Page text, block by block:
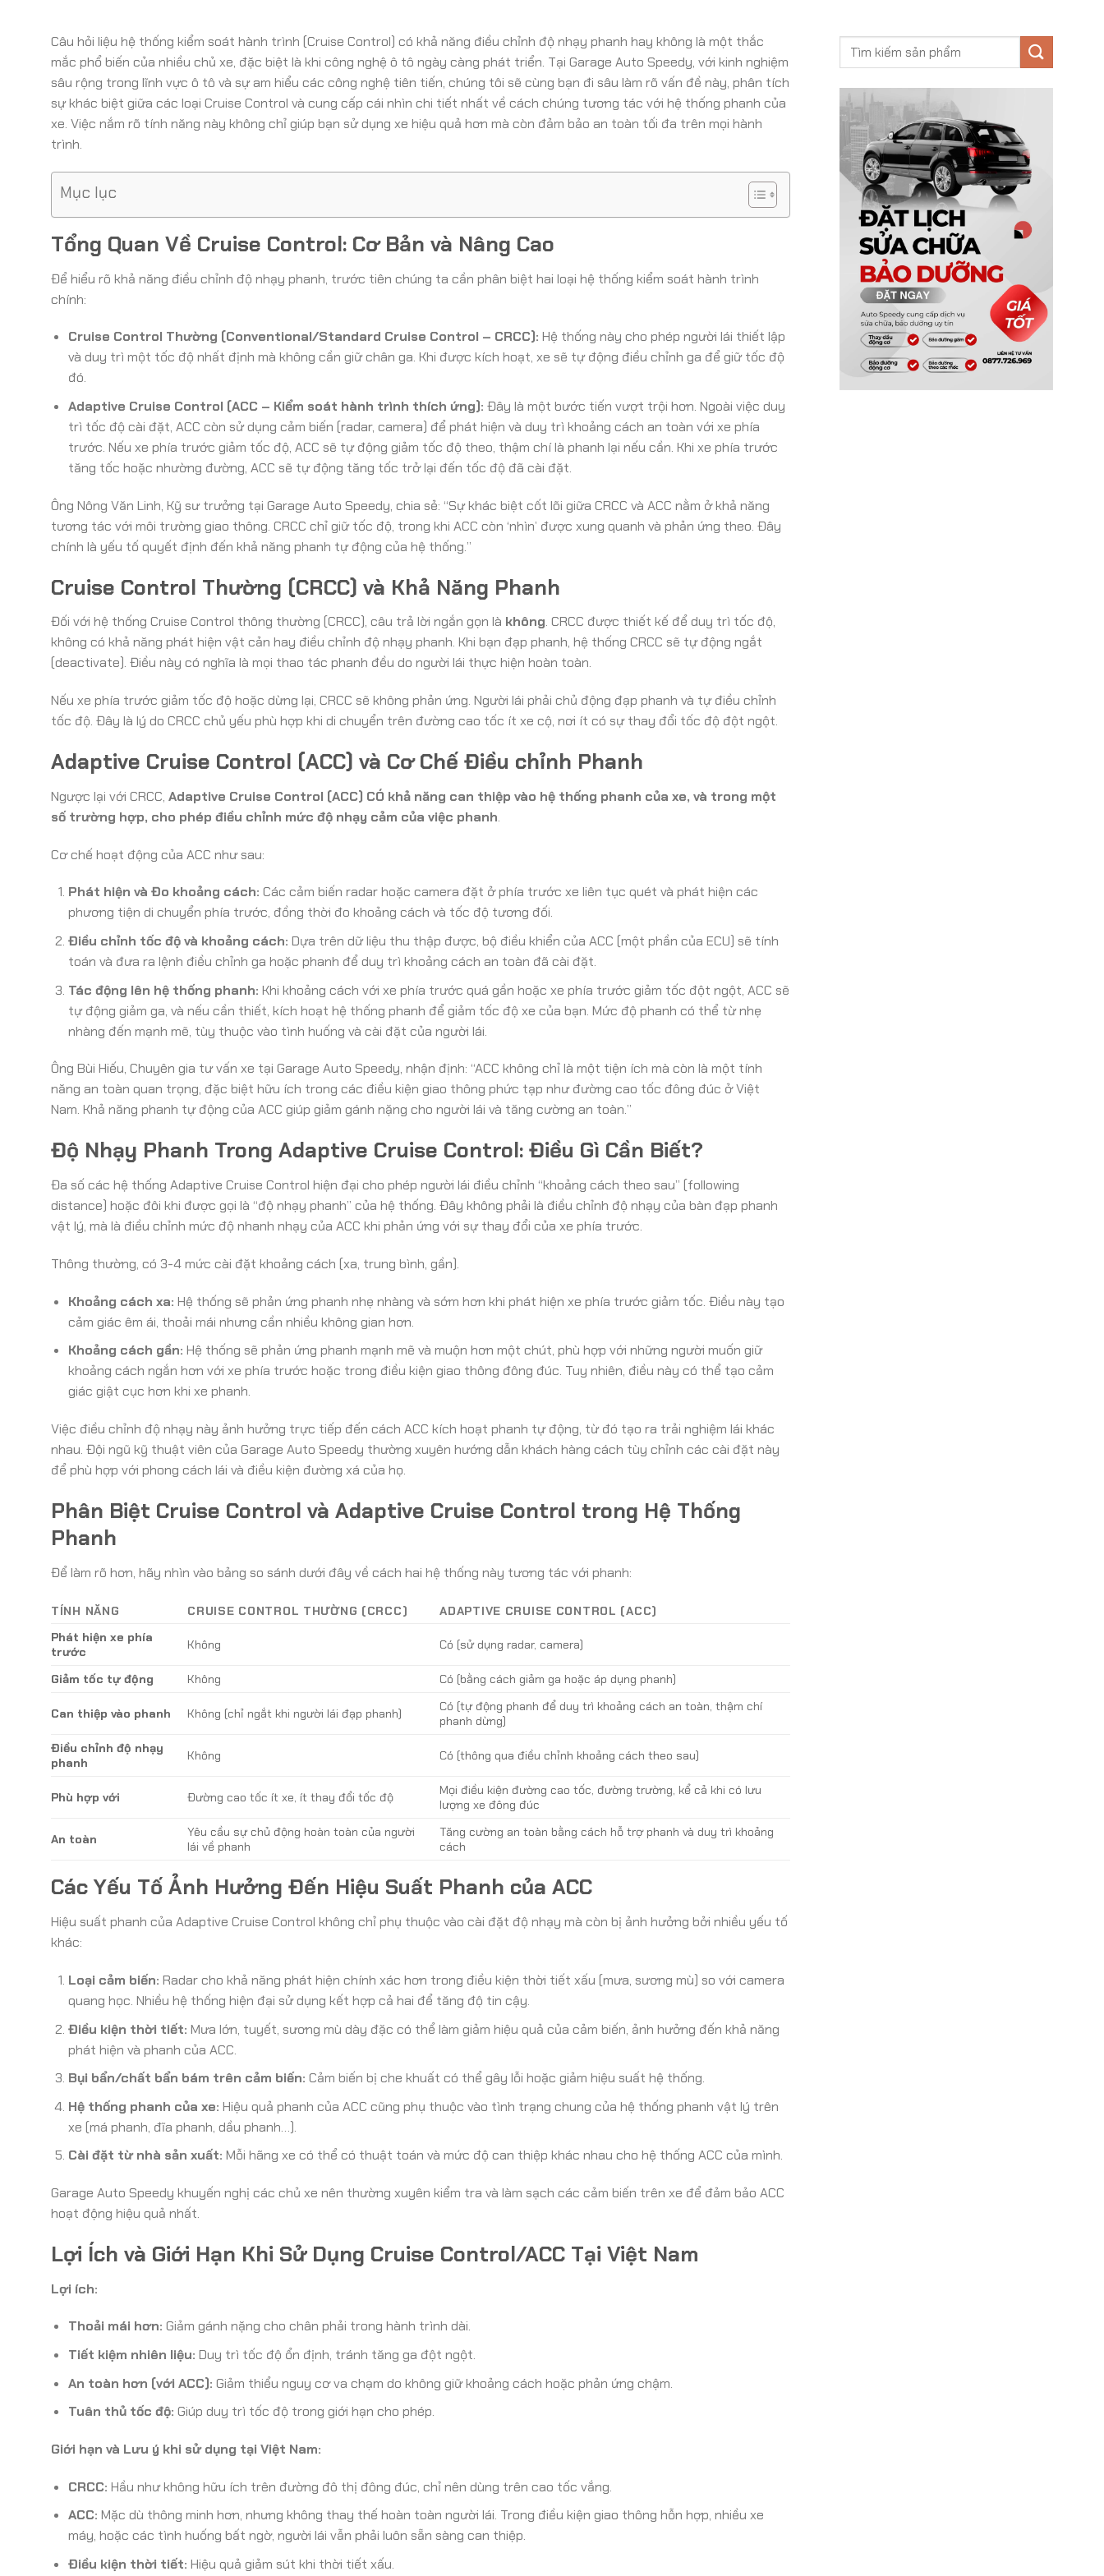
Câu hỏi liệu hệ thống kiểm soát hành trình (Cruise Control) có khả năng điều chỉnh độ nhạy phanh hay không là một thắc
mắc phổ biến của nhiều chủ xe, đặc biệt là khi công nghệ ô tô ngày càng phát triển. Tại Garage Auto Speedy, với kinh nghiệm
sâu rộng trong lĩnh vực ô tô và sự am hiểu các công nghệ tiên tiến, chúng tôi sẽ cùng bạn đi sâu làm rõ vấn đề này, phân tích
sự khác biệt giữa các loại Cruise Control và cung cấp cái nhìn chi tiết nhất về cách chúng tương tác với hệ thống phanh của
xe. Việc nắm rõ tính năng này không chỉ giúp bạn sử dụng xe hiệu quả hơn mà còn đảm bảo an toàn tối đa trên mọi hành
trình.
Mục lục
Tổng Quan Về Cruise Control: Cơ Bản và Nâng Cao
Để hiểu rõ khả năng điều chỉnh độ nhạy phanh, trước tiên chúng ta cần phân biệt hai loại hệ thống kiểm soát hành trình
chính:
Cruise Control Thường (Conventional/Standard Cruise Control – CRCC): Hệ thống này cho phép người lái thiết lập
và duy trì một tốc độ nhất định mà không cần giữ chân ga. Khi được kích hoạt, xe sẽ tự động điều chỉnh ga để giữ tốc độ
đó.
Adaptive Cruise Control (ACC – Kiểm soát hành trình thích ứng): Đây là một bước tiến vượt trội hơn. Ngoài việc duy
trì tốc độ cài đặt, ACC còn sử dụng cảm biến (radar, camera) để phát hiện và duy trì khoảng cách an toàn với xe phía
trước. Nếu xe phía trước giảm tốc độ, ACC sẽ tự động giảm tốc độ theo, thậm chí là phanh lại nếu cần. Khi xe phía trước
tăng tốc hoặc nhường đường, ACC sẽ tự động tăng tốc trở lại đến tốc độ đã cài đặt.
Ông Nông Văn Linh, Kỹ sư trưởng tại Garage Auto Speedy, chia sẻ: “Sự khác biệt cốt lõi giữa CRCC và ACC nằm ở khả năng
tương tác với môi trường giao thông. CRCC chỉ giữ tốc độ, trong khi ACC còn ‘nhìn’ được xung quanh và phản ứng theo. Đây
chính là yếu tố quyết định đến khả năng phanh tự động của hệ thống.”
Cruise Control Thường (CRCC) và Khả Năng Phanh
Đối với hệ thống Cruise Control thông thường (CRCC), câu trả lời ngắn gọn là không. CRCC được thiết kế để duy trì tốc độ,
không có khả năng phát hiện vật cản hay điều chỉnh độ nhạy phanh. Khi bạn đạp phanh, hệ thống CRCC sẽ tự động ngắt
(deactivate). Điều này có nghĩa là mọi thao tác phanh đều do người lái thực hiện hoàn toàn.
Nếu xe phía trước giảm tốc độ hoặc dừng lại, CRCC sẽ không phản ứng. Người lái phải chủ động đạp phanh và tự điều chỉnh
tốc độ. Đây là lý do CRCC chủ yếu phù hợp khi di chuyển trên đường cao tốc ít xe cộ, nơi ít có sự thay đổi tốc độ đột ngột.
Adaptive Cruise Control (ACC) và Cơ Chế Điều chỉnh Phanh
Ngược lại với CRCC, Adaptive Cruise Control (ACC) CÓ khả năng can thiệp vào hệ thống phanh của xe, và trong một
số trường hợp, cho phép điều chỉnh mức độ nhạy cảm của việc phanh.
Cơ chế hoạt động của ACC như sau:
Phát hiện và Đo khoảng cách: Các cảm biến radar hoặc camera đặt ở phía trước xe liên tục quét và phát hiện các
phương tiện di chuyển phía trước, đồng thời đo khoảng cách và tốc độ tương đối.
Điều chỉnh tốc độ và khoảng cách: Dựa trên dữ liệu thu thập được, bộ điều khiển của ACC (một phần của ECU) sẽ tính
toán và đưa ra lệnh điều chỉnh ga hoặc phanh để duy trì khoảng cách an toàn đã cài đặt.
Tác động lên hệ thống phanh: Khi khoảng cách với xe phía trước quá gần hoặc xe phía trước giảm tốc đột ngột, ACC sẽ
tự động giảm ga, và nếu cần thiết, kích hoạt hệ thống phanh để giảm tốc độ xe của bạn. Mức độ phanh có thể từ nhẹ
nhàng đến mạnh mẽ, tùy thuộc vào tình huống và cài đặt của người lái.
Ông Bùi Hiếu, Chuyên gia tư vấn xe tại Garage Auto Speedy, nhận định: “ACC không chỉ là một tiện ích mà còn là một tính
năng an toàn quan trọng, đặc biệt hữu ích trong các điều kiện giao thông phức tạp như đường cao tốc đông đúc ở Việt
Nam. Khả năng phanh tự động của ACC giúp giảm gánh nặng cho người lái và tăng cường an toàn.”
Độ Nhạy Phanh Trong Adaptive Cruise Control: Điều Gì Cần Biết?
Đa số các hệ thống Adaptive Cruise Control hiện đại cho phép người lái điều chỉnh “khoảng cách theo sau” (following
distance) hoặc đôi khi được gọi là “độ nhạy phanh” của hệ thống. Đây không phải là điều chỉnh độ nhạy của bàn đạp phanh
vật lý, mà là điều chỉnh mức độ nhanh nhạy của ACC khi phản ứng với sự thay đổi của xe phía trước.
Thông thường, có 3-4 mức cài đặt khoảng cách (xa, trung bình, gần).
Khoảng cách xa: Hệ thống sẽ phản ứng phanh nhẹ nhàng và sớm hơn khi phát hiện xe phía trước giảm tốc. Điều này tạo
cảm giác êm ái, thoải mái nhưng cần nhiều không gian hơn.
Khoảng cách gần: Hệ thống sẽ phản ứng phanh mạnh mẽ và muộn hơn một chút, phù hợp với những người muốn giữ
khoảng cách ngắn hơn với xe phía trước hoặc trong điều kiện giao thông đông đúc. Tuy nhiên, điều này có thể tạo cảm
giác giật cục hơn khi xe phanh.
Việc điều chỉnh độ nhạy này ảnh hưởng trực tiếp đến cách ACC kích hoạt phanh tự động, từ đó tạo ra trải nghiệm lái khác
nhau. Đội ngũ kỹ thuật viên của Garage Auto Speedy thường xuyên hướng dẫn khách hàng cách tùy chỉnh các cài đặt này
để phù hợp với phong cách lái và điều kiện đường xá của họ.
Phân Biệt Cruise Control và Adaptive Cruise Control trong Hệ Thống
Phanh
Để làm rõ hơn, hãy nhìn vào bảng so sánh dưới đây về cách hai hệ thống này tương tác với phanh:
TÍNH NĂNG CRUISE CONTROL THƯỜNG (CRCC)
ADAPTIVE CRUISE CONTROL (ACC)
Phát hiện xe phía
trước
Không Có (sử dụng radar, camera)
Giảm tốc tự động Không Có (bằng cách giảm ga hoặc áp dụng phanh)
Can thiệp vào phanh Không (chỉ ngắt khi người lái đạp phanh)
Có (tự động phanh để duy trì khoảng cách an toàn, thậm chí
phanh dừng)
Điều chỉnh độ nhạy
phanh
Không Có (thông qua điều chỉnh khoảng cách theo sau)
Phù hợp với Đường cao tốc ít xe, ít thay đổi tốc độ
Mọi điều kiện đường cao tốc, đường trường, kể cả khi có lưu
lượng xe đông đúc
An toàn
Yêu cầu sự chủ động hoàn toàn của người
lái về phanh
Tăng cường an toàn bằng cách hỗ trợ phanh và duy trì khoảng
cách
Các Yếu Tố Ảnh Hưởng Đến Hiệu Suất Phanh của ACC
Hiệu suất phanh của Adaptive Cruise Control không chỉ phụ thuộc vào cài đặt độ nhạy mà còn bị ảnh hưởng bởi nhiều yếu tố
khác:
Loại cảm biến: Radar cho khả năng phát hiện chính xác hơn trong điều kiện thời tiết xấu (mưa, sương mù) so với camera
quang học. Nhiều hệ thống hiện đại sử dụng kết hợp cả hai để tăng độ tin cậy.
Điều kiện thời tiết: Mưa lớn, tuyết, sương mù dày đặc có thể làm giảm hiệu quả của cảm biến, ảnh hưởng đến khả năng
phát hiện và phanh của ACC.
Bụi bẩn/chất bẩn bám trên cảm biến: Cảm biến bị che khuất có thể gây lỗi hoặc giảm hiệu suất hệ thống.
Hệ thống phanh của xe: Hiệu quả phanh của ACC cũng phụ thuộc vào tình trạng chung của hệ thống phanh vật lý trên
xe (má phanh, đĩa phanh, dầu phanh…).
Cài đặt từ nhà sản xuất: Mỗi hãng xe có thể có thuật toán và mức độ can thiệp khác nhau cho hệ thống ACC của mình.
Garage Auto Speedy khuyến nghị các chủ xe nên thường xuyên kiểm tra và làm sạch các cảm biến trên xe để đảm bảo ACC
hoạt động hiệu quả nhất.
Lợi Ích và Giới Hạn Khi Sử Dụng Cruise Control/ACC Tại Việt Nam
Lợi ích:
Thoải mái hơn: Giảm gánh nặng cho chân phải trong hành trình dài.
Tiết kiệm nhiên liệu: Duy trì tốc độ ổn định, tránh tăng ga đột ngột.
An toàn hơn (với ACC): Giảm thiểu nguy cơ va chạm do không giữ khoảng cách hoặc phản ứng chậm.
Tuân thủ tốc độ: Giúp duy trì tốc độ trong giới hạn cho phép.
Giới hạn và Lưu ý khi sử dụng tại Việt Nam:
CRCC: Hầu như không hữu ích trên đường đô thị đông đúc, chỉ nên dùng trên cao tốc vắng.
ACC: Mặc dù thông minh hơn, nhưng không thay thế hoàn toàn người lái. Trong điều kiện giao thông hỗn hợp, nhiều xe
máy, hoặc các tình huống bất ngờ, người lái vẫn phải luôn sẵn sàng can thiệp.
Điều kiện thời tiết: Hiệu quả giảm sút khi thời tiết xấu.